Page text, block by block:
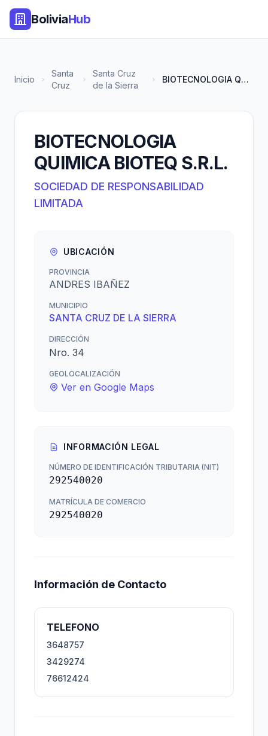
BoliviaHub
Inicio
Santa
Cruz
Santa Cruz
de la Sierra
BIOTECNOLOGIA QUIMICA BIOTEQ S...
BIOTECNOLOGIA
QUIMICA BIOTEQ S.R.L.
SOCIEDAD DE RESPONSABILIDAD
LIMITADA
UBICACIÓN
PROVINCIA
ANDRES IBAÑEZ
MUNICIPIO
SANTA CRUZ DE LA SIERRA
DIRECCIÓN
Nro. 34
GEOLOCALIZACIÓN
Ver en Google Maps
INFORMACIÓN LEGAL
NÚMERO DE IDENTIFICACIÓN TRIBUTARIA (NIT)
292540020
MATRÍCULA DE COMERCIO
292540020
Información de Contacto
TELEFONO
3648757
3429274
76612424